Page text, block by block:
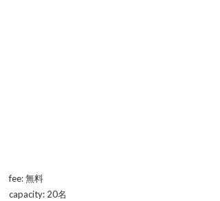
fee: 無料
capacity: 20名